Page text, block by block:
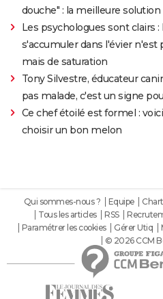
douche" : la meilleure
Les psychologues sont clairs :
s'accumuler dans l'évier n'est
mais de saturation
Tony Silvestre, éducateur
pas malade, c'est un signe
Ce chef étoilé est formel :
choisir un bon melon
Qui sommes-nous ? Equipe
Tous les articles
RSS
Paramétrer les cookies
Gérer Utiq
© 2026 CCM